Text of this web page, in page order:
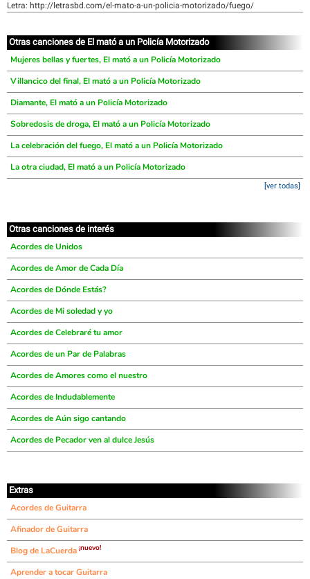
Letra: http://letrasbd.com/el-mato-a-un-policia-motorizado/fuego/
Otras canciones de El mató a un Policía Motorizado
Mujeres bellas y fuertes, El mató a un Policía Motorizado
Villancico del final, El mató a un Policía Motorizado
Diamante, El mató a un Policía Motorizado
Sobredosis de droga, El mató a un Policía Motorizado
La celebración del fuego, El mató a un Policía Motorizado
La otra ciudad, El mató a un Policía Motorizado
[ver todas]
Otras canciones de interés
Acordes de Unidos
Acordes de Amor de Cada Día
Acordes de Dónde Estás?
Acordes de Mi soledad y yo
Acordes de Celebraré tu amor
Acordes de un Par de Palabras
Acordes de Amores como el nuestro
Acordes de Indudablemente
Acordes de Aún sigo cantando
Acordes de Pecador ven al dulce Jesús
Extras
Acordes de Guitarra
Afinador de Guitarra
Blog de LaCuerda ¡nuevo!
Aprender a tocar Guitarra